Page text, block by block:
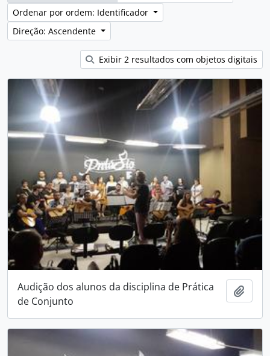
Ordenar por ordem: Identificador
Direção: Ascendente
Exibir 2 resultados com objetos digitais
Audição dos alunos da disciplina de Prática
de Conjunto